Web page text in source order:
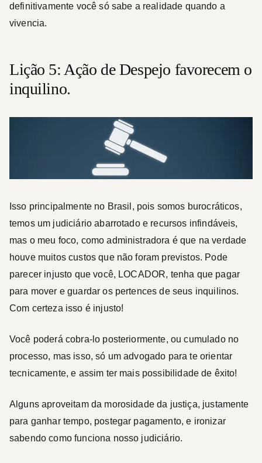
definitivamente você só sabe a realidade quando a
vivencia.
Lição 5: Ação de Despejo favorecem o
inquilino.
Isso principalmente no Brasil, pois somos burocráticos,
temos um judiciário abarrotado e recursos infindáveis,
mas o meu foco, como administradora é que na verdade
houve muitos custos que não foram previstos. Pode
parecer injusto que você, LOCADOR, tenha que pagar
para mover e guardar os pertences de seus inquilinos.
Com certeza isso é injusto!
Você poderá cobra-lo posteriormente, ou cumulado no
processo, mas isso, só um advogado para te orientar
tecnicamente, e assim ter mais possibilidade de êxito!
Alguns aproveitam da morosidade da justiça, justamente
para ganhar tempo, postegar pagamento, e ironizar
sabendo como funciona nosso judiciário.